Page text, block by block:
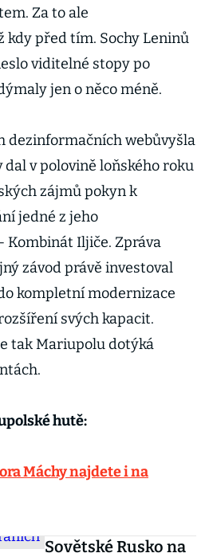
vlastní
armády
Za to ale
kdy před tím. Sochy Leninů
viditelné stopy po
jen o něco méně.
dezinformačních webůvyšla
dal v polovině loňského roku
zájmů pokyn k
jedné z jeho
Iljiče. Zpráva
závod právě investoval
kompletní modernizace
svých kapacit.
tak Mariupolu dotýká
hutě:
Máchy najdete i na
Sovětské Rusko na